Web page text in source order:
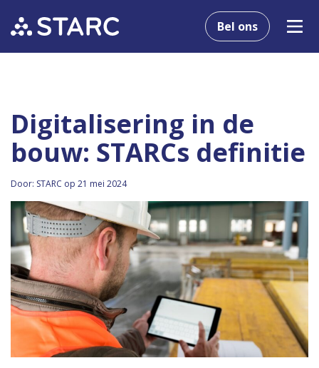
Bel ons
Digitalisering in de
bouw: STARCs definitie
Door: STARC op 21 mei 2024